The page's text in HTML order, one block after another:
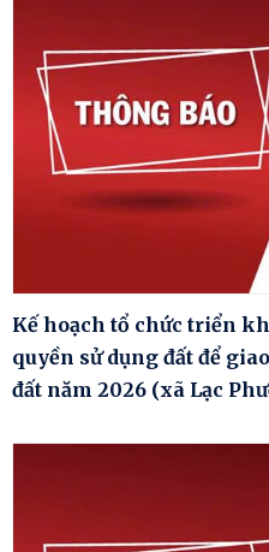
Kế hoạch tổ chức triển
quyền sử dụng đất để
đất năm 2026 (xã Lạc